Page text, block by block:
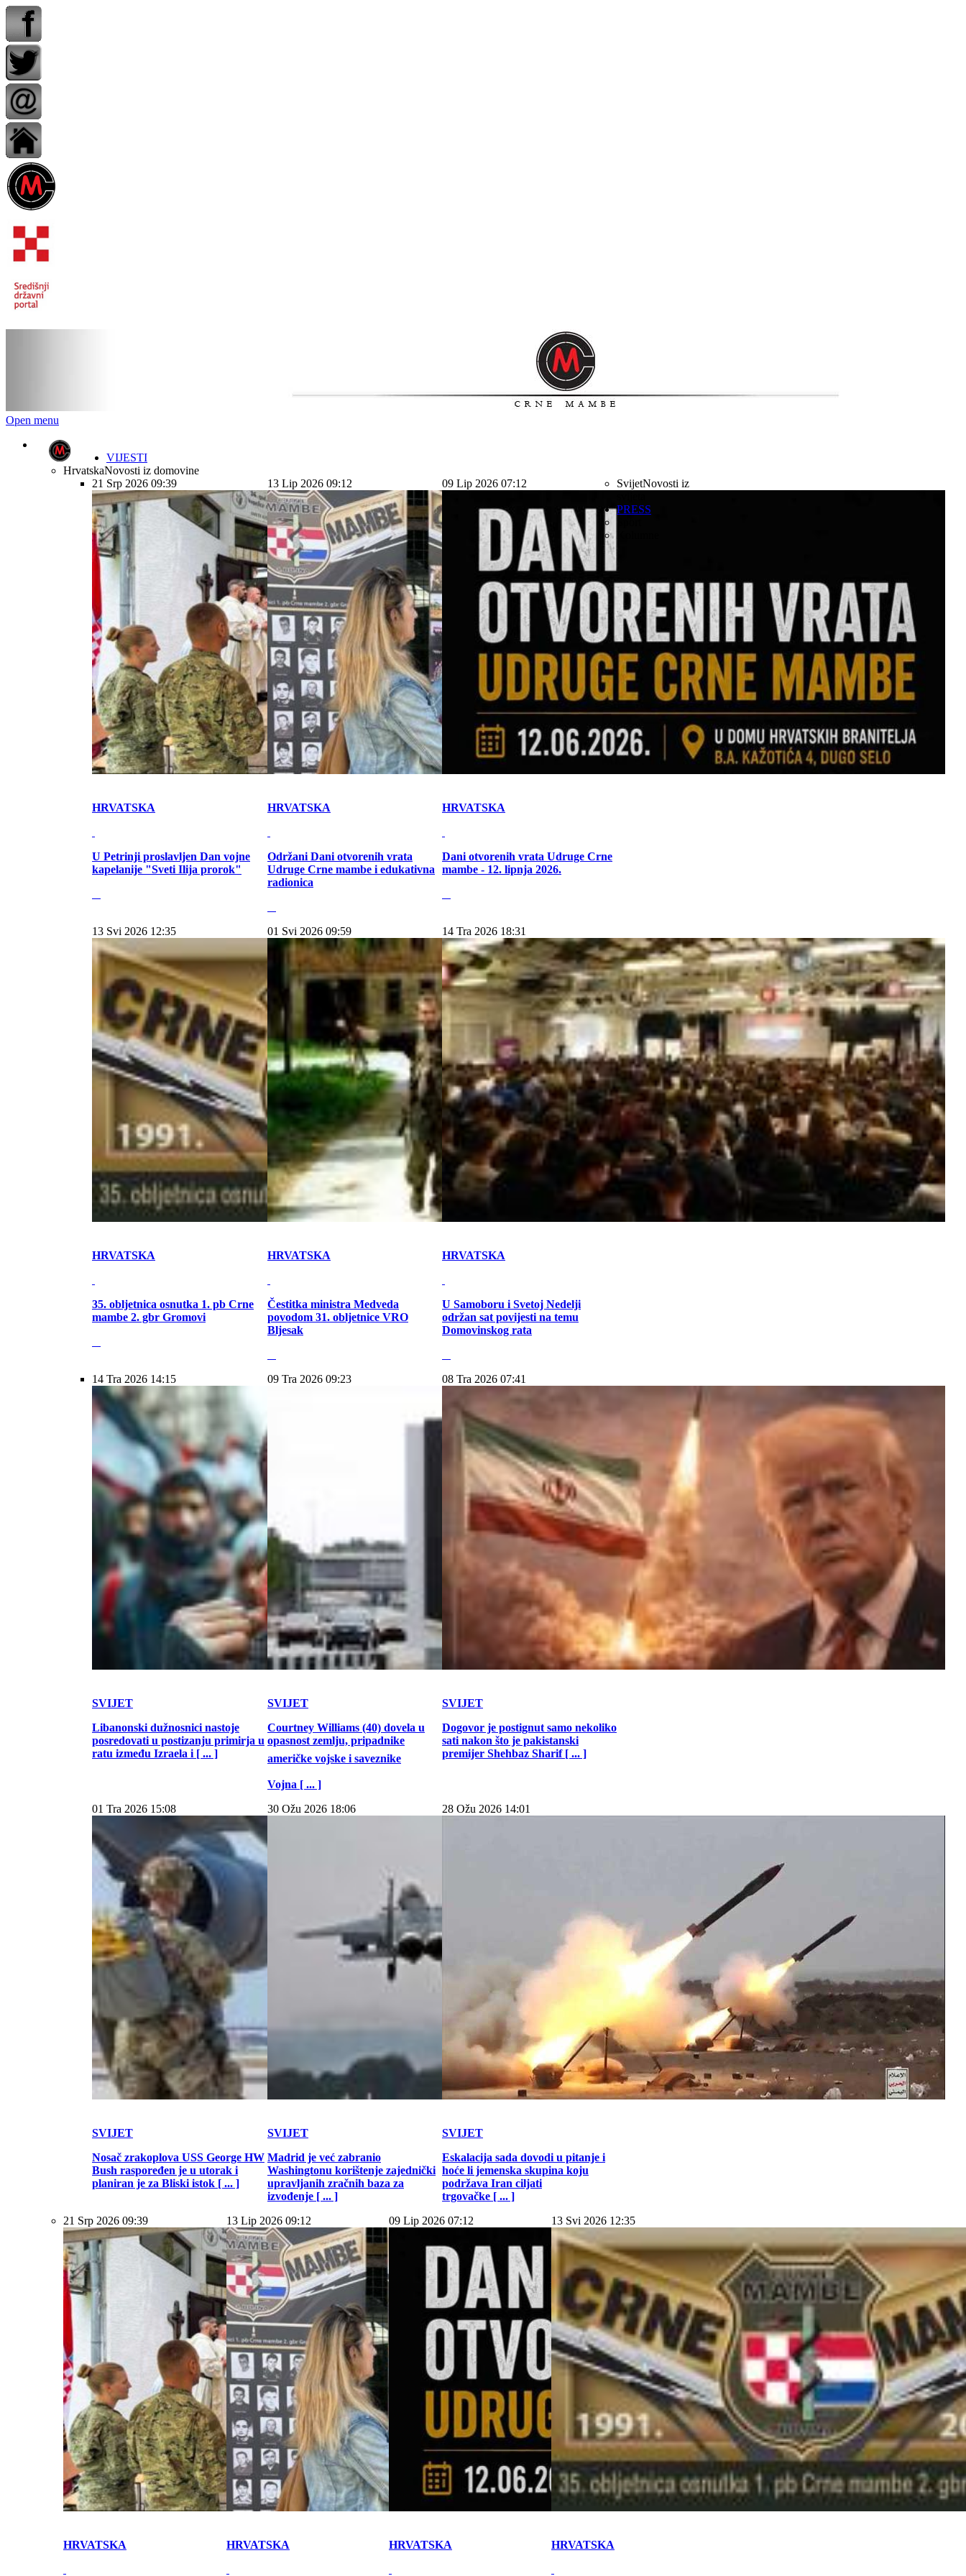
Open menu
VIJESTI
HrvatskaNovosti iz domovine
21 Srp 2026 09:39
HRVATSKA
U Petrinji proslavljen Dan vojne
kapelanije "Sveti Ilija prorok"
13 Lip 2026 09:12
HRVATSKA
Održani Dani otvorenih vrata
Udruge Crne mambe i edukativna
radionica
09 Lip 2026 07:12
HRVATSKA
Dani otvorenih vrata Udruge Crne
mambe - 12. lipnja 2026.
13 Svi 2026 12:35
HRVATSKA
35. obljetnica osnutka 1. pb Crne
mambe 2. gbr Gromovi
01 Svi 2026 09:59
HRVATSKA
Čestitka ministra Medveda
povodom 31. obljetnice VRO
Bljesak
14 Tra 2026 18:31
HRVATSKA
U Samoboru i Svetoj Nedelji
održan sat povijesti na temu
Domovinskog rata
SvijetNovosti iz
14 Tra 2026 14:15
SVIJET
Libanonski dužnosnici nastoje
posredovati u postizanju primirja u
ratu između Izraela i [ ... ]
09 Tra 2026 09:23
SVIJET
Courtney Williams (40) dovela u
opasnost zemlju, pripadnike
američke vojske i saveznike
Vojna [ ... ]
08 Tra 2026 07:41
SVIJET
Dogovor je postignut samo nekoliko
sati nakon što je pakistanski
premijer Shehbaz Sharif [ ... ]
01 Tra 2026 15:08
SVIJET
Nosač zrakoplova USS George HW
Bush raspoređen je u utorak i
planiran je za Bliski istok [ ... ]
30 Ožu 2026 18:06
SVIJET
Madrid je već zabranio
Washingtonu korištenje zajednički
upravljanih zračnih baza za
izvođenje [ ... ]
28 Ožu 2026 14:01
SVIJET
Eskalacija sada dovodi u pitanje i
hoće li jemenska skupina koju
podržava Iran ciljati
trgovačke [ ... ]
21 Srp 2026 09:39
HRVATSKA
13 Lip 2026 09:12
HRVATSKA
09 Lip 2026 07:12
HRVATSKA
13 Svi 2026 12:35
HRVATSKA
PRESS